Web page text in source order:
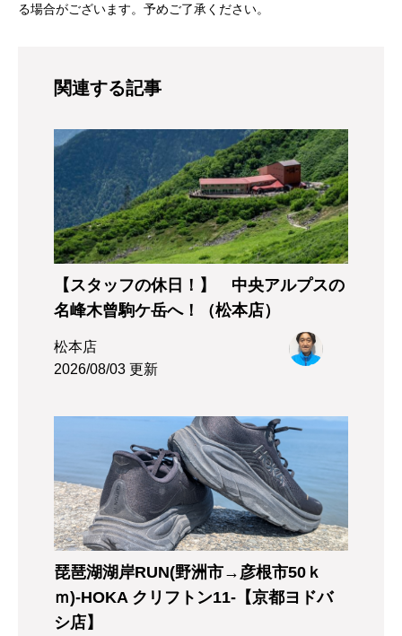
る場合がございます。予めご了承ください。
関連する記事
【スタッフの休日！】 中央アルプスの
名峰木曾駒ケ岳へ！（松本店）
松本店
2026/08/03 更新
琵琶湖湖岸RUN(野洲市→彦根市50ｋ
ｍ)-HOKA クリフトン11-【京都ヨドバ
シ店】